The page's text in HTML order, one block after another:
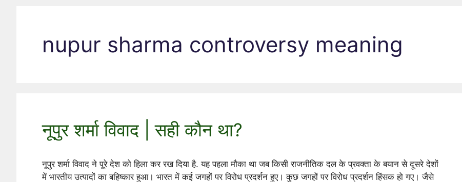
nupur sharma controversy meaning
नूपुर शर्मा विवाद | सही कौन था?
नूपुर शर्मा विवाद ने पूरे देश को हिला कर रख दिया है. यह पहला मौका था जब किसी राजनीतिक दल के प्रवक्ता के बयान से दूसरे देशों
में भारतीय उत्पादों का बहिष्कार हुआ। भारत में कई जगहों पर विरोध प्रदर्शन हुए। कुछ जगहों पर विरोध प्रदर्शन हिंसक हो गए। जैसे